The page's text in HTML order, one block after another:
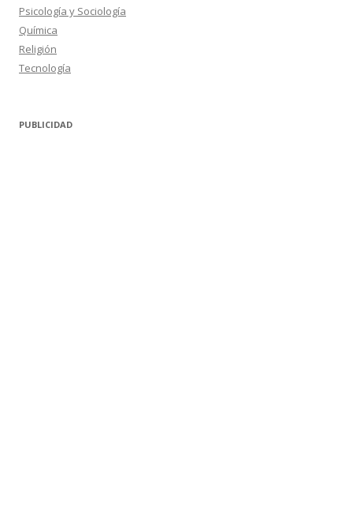
Psicología y Sociología
Química
Religión
Tecnología
PUBLICIDAD